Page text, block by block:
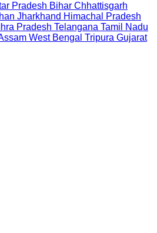
Pradesh Bihar Chhattisgarh
Jharkhand Himachal Pradesh
Pradesh Telangana Tamil Nadu
West Bengal Tripura Gujarat